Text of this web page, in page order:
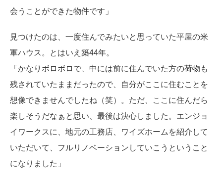
会うことができた物件です」
見つけたのは、一度住んでみたいと思っていた平屋の米
軍ハウス。とはいえ築44年。
「かなりボロボロで、中には前に住んでいた方の荷物も
残されていたままだったので、自分がここに住むことを
想像できませんでしたね（笑）。ただ、ここに住んだら
楽しそうだなぁと思い、最後は決心しました。エンジョ
イワークスに、地元の工務店、ワイズホームを紹介して
いただいて、フルリノベーションしていこうということ
になりました」